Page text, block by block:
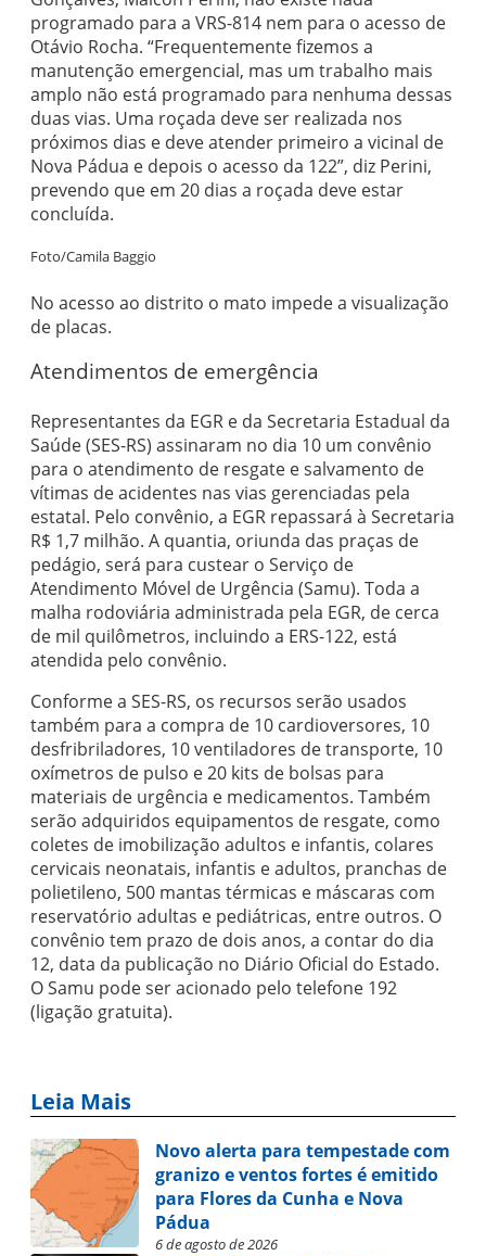
programado para a VRS-814 nem para o acesso de
Otávio Rocha. “Frequentemente fizemos a
manutenção emergencial, mas um trabalho mais
amplo não está programado para nenhuma dessas
duas vias. Uma roçada deve ser realizada nos
próximos dias e deve atender primeiro a vicinal de
Nova Pádua e depois o acesso da 122”, diz Perini,
prevendo que em 20 dias a roçada deve estar
concluída.
Foto/Camila Baggio
No acesso ao distrito o mato impede a visualização
de placas.
Atendimentos de emergência
Representantes da EGR e da Secretaria Estadual da
Saúde (SES-RS) assinaram no dia 10 um convênio
para o atendimento de resgate e salvamento de
vítimas de acidentes nas vias gerenciadas pela
estatal. Pelo convênio, a EGR repassará à Secretaria
R$ 1,7 milhão. A quantia, oriunda das praças de
pedágio, será para custear o Serviço de
Atendimento Móvel de Urgência (Samu). Toda a
malha rodoviária administrada pela EGR, de cerca
de mil quilômetros, incluindo a ERS-122, está
atendida pelo convênio.
Conforme a SES-RS, os recursos serão usados
também para a compra de 10 cardioversores, 10
desfribriladores, 10 ventiladores de transporte, 10
oxímetros de pulso e 20 kits de bolsas para
materiais de urgência e medicamentos. Também
serão adquiridos equipamentos de resgate, como
coletes de imobilização adultos e infantis, colares
cervicais neonatais, infantis e adultos, pranchas de
polietileno, 500 mantas térmicas e máscaras com
reservatório adultas e pediátricas, entre outros. O
convênio tem prazo de dois anos, a contar do dia
12, data da publicação no Diário Oficial do Estado.
O Samu pode ser acionado pelo telefone 192
(ligação gratuita).
Leia Mais
Novo alerta para tempestade com
granizo e ventos fortes é emitido
para Flores da Cunha e Nova
Pádua
6 de agosto de 2026